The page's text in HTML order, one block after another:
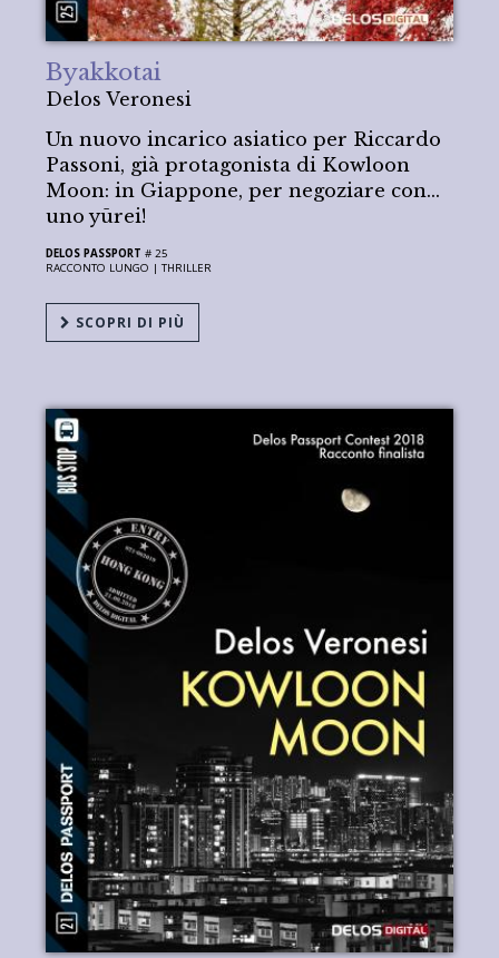
Byakkotai
Delos Veronesi
Un nuovo incarico asiatico per Riccardo
Passoni, già protagonista di Kowloon
Moon: in Giappone, per negoziare con…
uno yūrei!
DELOS PASSPORT # 25
RACCONTO LUNGO |THRILLER
SCOPRI DI PIÙ